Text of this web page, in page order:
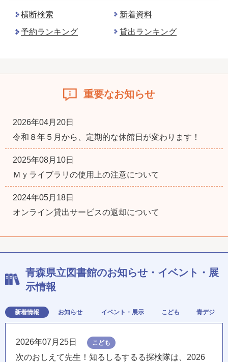
横断検索
新着資料
予約ランキング
貸出ランキング
重要なお知らせ
2026年04月20日
令和８年５月から、定期的な休館日が変わります！
2025年08月10日
Ｍｙライブラリの使用上の注意について
2024年05月18日
オンライン貸出サービスの返却について
青森県立図書館のお知らせ・イベント・展
示情報
新着情報 お知らせ イベント・展示 こども 青デジ
2026年07月25日 こども
次のおしえて先生！知るしるするる探検隊は、2026